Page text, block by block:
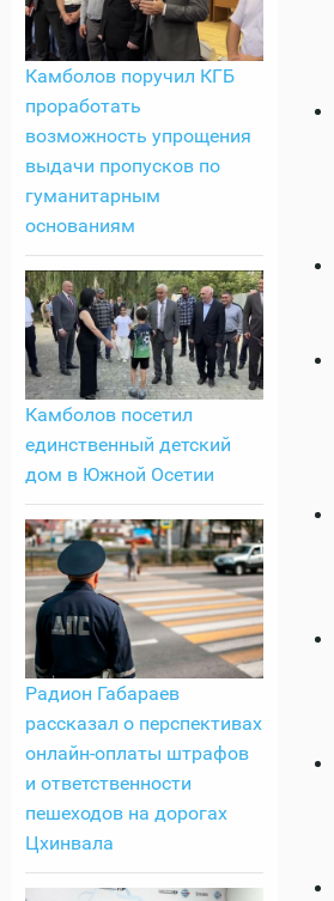
Камболов поручил КГБ
проработать
возможность упрощения
выдачи пропусков по
гуманитарным
основаниям
Камболов посетил
единственный детский
дом в Южной Осетии
Радион Габараев
рассказал о перспективах
онлайн-оплаты штрафов
и ответственности
пешеходов на дорогах
Цхинвала